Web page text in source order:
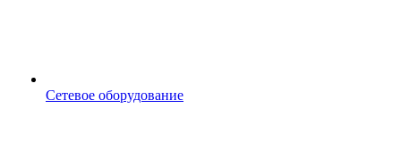
Сетевое оборудование